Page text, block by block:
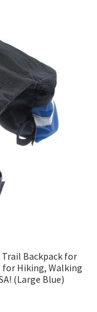
Backpack for
for Hiking, Walking
(Large Blue)